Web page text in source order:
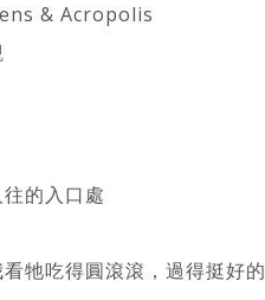
& Acropolis
的入口處
牠吃得圓滾滾，過得挺好的